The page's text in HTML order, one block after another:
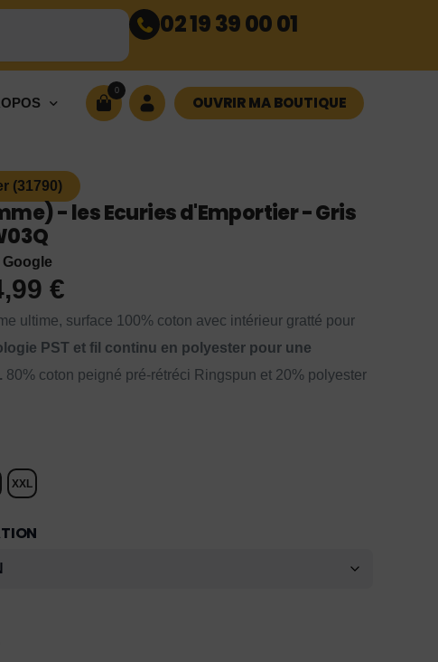
02 19 39 00 01
0
OUVRIR MA BOUTIQUE
(31790)
- les Ecuries d'Emportier - Gris
Google
€
ultime, surface 100% coton avec intérieur gratté pour
PST et fil continu en polyester pour une
80% coton peigné pré-rétréci Ringspun et 20% polyester
XXL